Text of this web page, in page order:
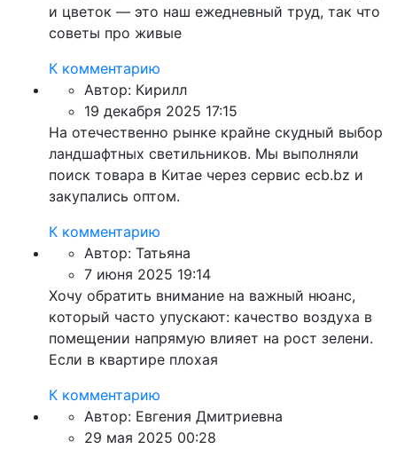
и цветок — это наш ежедневный труд, так что
советы про живые
К комментарию
Автор: Кирилл
19 декабря 2025 17:15
На отечественно рынке крайне скудный выбор
ландшафтных светильников. Мы выполняли
поиск товара в Китае через сервис ecb.bz и
закупались оптом.
К комментарию
Автор: Татьяна
7 июня 2025 19:14
Хочу обратить внимание на важный нюанс,
который часто упускают: качество воздуха в
помещении напрямую влияет на рост зелени.
Если в квартире плохая
К комментарию
Автор: Евгения Дмитриевна
29 мая 2025 00:28